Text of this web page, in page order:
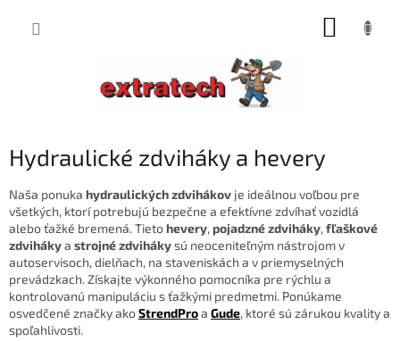
Hydraulické zdviháky a hevery
Naša ponuka hydraulických zdvihákov je ideálnou voľbou pre
všetkých, ktorí potrebujú bezpečne a efektívne zdvíhať vozidlá
alebo ťažké bremená. Tietohevery, pojadzné zdviháky, fľaškové
zdvihákya strojné zdvihákysú neoceniteľným nástrojom v
autoservisoch, dielňach, na staveniskách a v priemyselných
prevádzkach. Získajte výkonného pomocníka pre rýchlu a
kontrolovanú manipuláciu s ťažkými predmetmi. Ponúkame
osvedčené značky akoStrendProa Gude, ktoré sú zárukou kvality a
spoľahlivosti.